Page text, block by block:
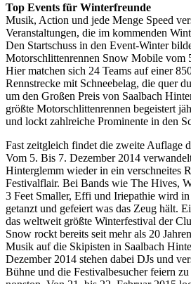
Top Events für Winterfreunde
Musik, Action und jede Menge Speed
Veranstaltungen, die im kommenden
Den Startschuss in den Event-Winter
Motorschlittenrennen Snow Mobile vom
Hier matchen sich 24 Teams auf einer
Rennstrecke mit Schneebelag, die quer
um den Großen Preis von Saalbach
größte Motorschlittenrennen begeistert
und lockt zahlreiche Prominente in den
Fast zeitgleich findet die zweite Auflage
Vom 5. Bis 7. Dezember 2014
Hinterglemm wieder in ein verschneites
Festivalflair. Bei Bands wie The Hives,
3 Feet Smaller, Effi und Iriepathie wird
getanzt und gefeiert was das Zeug hält.
das weltweit größte Winterfestival der
Snow rockt bereits seit mehr als 20
Musik auf die Skipisten in Saalbach
Dezember 2014 stehen dabei DJs und
Bühne und die Festivalbesucher feiern